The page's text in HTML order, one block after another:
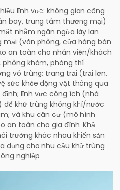
lĩnh vực: không gian công
bay, trung tâm thương mại)
nhằm ngăn ngừa lây lan
(văn phòng, cửa hàng bán
an toàn cho nhân viên/khách
phòng khám, phòng thí
vô trùng; trang trại (trại lợn,
sức khỏe động vật thông qua
lĩnh vực công ích (nhà
để khử trùng không khí/nước
và khu dân cư (mô hình
an toàn cho gia đình. Khả
trường khác nhau khiến sản
dụng cho nhu cầu khử trùng
nghiệp.